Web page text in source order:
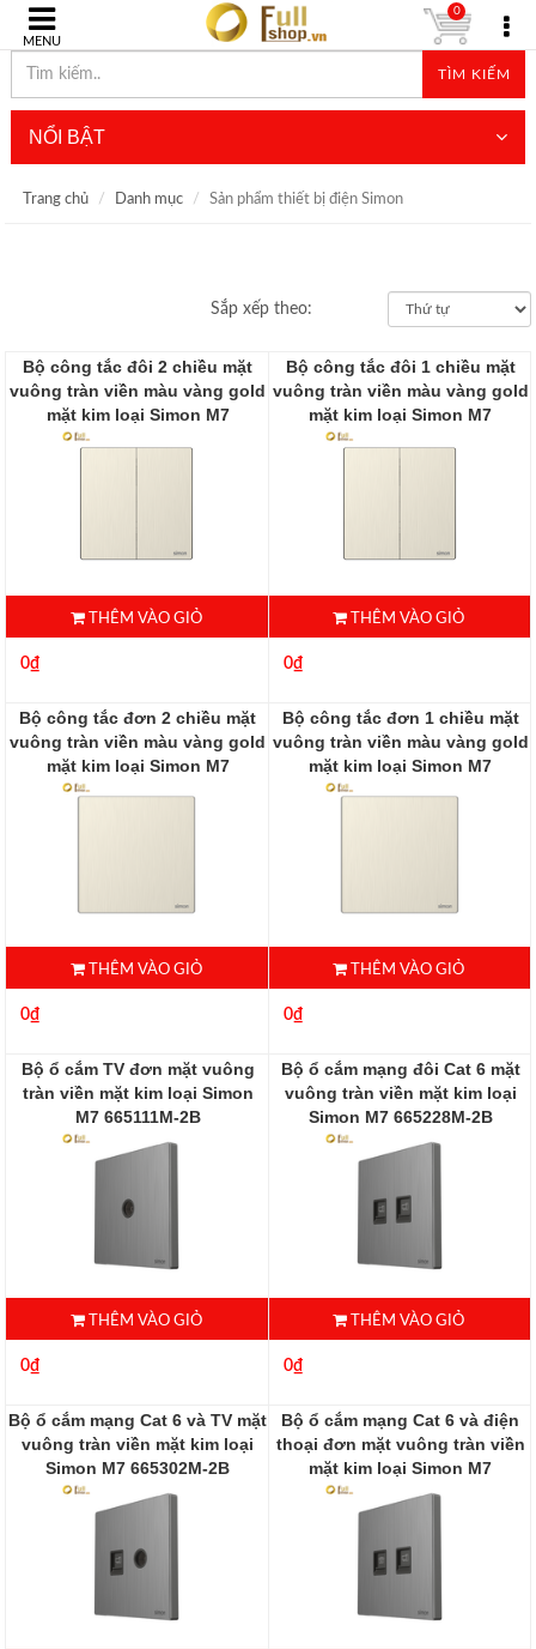
MENU
TÌM KIẾM
0
NỔI BẬT
Trang chủ Danh mục Sản phẩm thiết bị điện Simon
Sắp xếp theo:
Bộ công tắc đôi 2 chiều mặt
vuông tràn viền màu vàng gold
mặt kim loại Simon M7
661022M-2C
THÊM VÀO GIỎ
0₫
Bộ công tắc đôi 1 chiều mặt
vuông tràn viền màu vàng gold
mặt kim loại Simon M7
661021M-2C
THÊM VÀO GIỎ
0₫
Bộ công tắc đơn 2 chiều mặt
vuông tràn viền màu vàng gold
mặt kim loại Simon M7
661012M-2C
THÊM VÀO GIỎ
0₫
Bộ công tắc đơn 1 chiều mặt
vuông tràn viền màu vàng gold
mặt kim loại Simon M7
661011M-2C
THÊM VÀO GIỎ
0₫
Bộ ổ cắm TV đơn mặt vuông
tràn viền mặt kim loại Simon
M7 665111M-2B
665111M-2B
THÊM VÀO GIỎ
0₫
Bộ ổ cắm mạng đôi Cat 6 mặt
vuông tràn viền mặt kim loại
Simon M7 665228M-2B
665228M-2B
THÊM VÀO GIỎ
0₫
Bộ ổ cắm mạng Cat 6 và TV mặt
vuông tràn viền mặt kim loại
Simon M7 665302M-2B
665302M-2B
Bộ ổ cắm mạng Cat 6 và điện
thoại đơn mặt vuông tràn viền
mặt kim loại Simon M7
665229M-2B
665229M-2B